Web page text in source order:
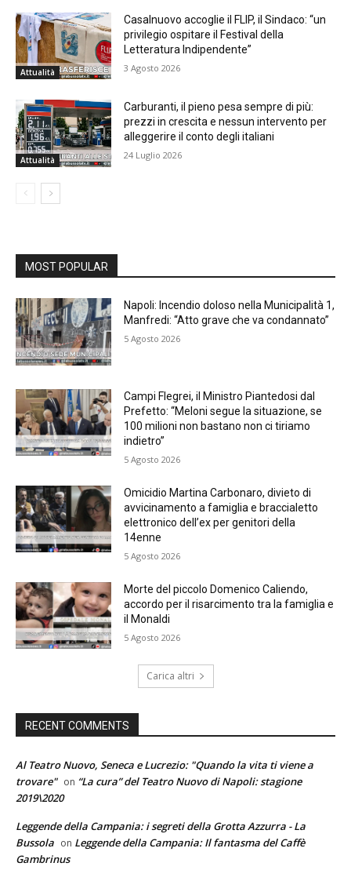
Attualità
Casalnuovo accoglie il FLIP, il Sindaco: “un
privilegio ospitare il Festival della
Letteratura Indipendente”
3 Agosto 2026
Attualità
Carburanti, il pieno pesa sempre di più:
prezzi in crescita e nessun intervento per
alleggerire il conto degli italiani
24 Luglio 2026
MOST POPULAR
Napoli: Incendio doloso nella Municipalità 1,
Manfredi: “Atto grave che va condannato”
5 Agosto 2026
Campi Flegrei, il Ministro Piantedosi dal
Prefetto: “Meloni segue la situazione, se
100 milioni non bastano non ci tiriamo
indietro”
5 Agosto 2026
Omicidio Martina Carbonaro, divieto di
avvicinamento a famiglia e braccialetto
elettronico dell’ex per genitori della
14enne
5 Agosto 2026
Morte del piccolo Domenico Caliendo,
accordo per il risarcimento tra la famiglia e
il Monaldi
5 Agosto 2026
Carica altri
RECENT COMMENTS
Al Teatro Nuovo, Seneca e Lucrezio: "Quando la vita ti viene a
trovare" on “La cura” del Teatro Nuovo di Napoli: stagione
2019\2020
Leggende della Campania: i segreti della Grotta Azzurra - La
Bussola on Leggende della Campania: Il fantasma del Caffè
Gambrinus